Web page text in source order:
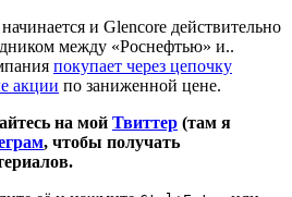
и Glencore действительно
между «Роснефтью» и..
покупает через цепочку
акции по заниженной цене.
на мой Твиттер (там я
, чтобы получать